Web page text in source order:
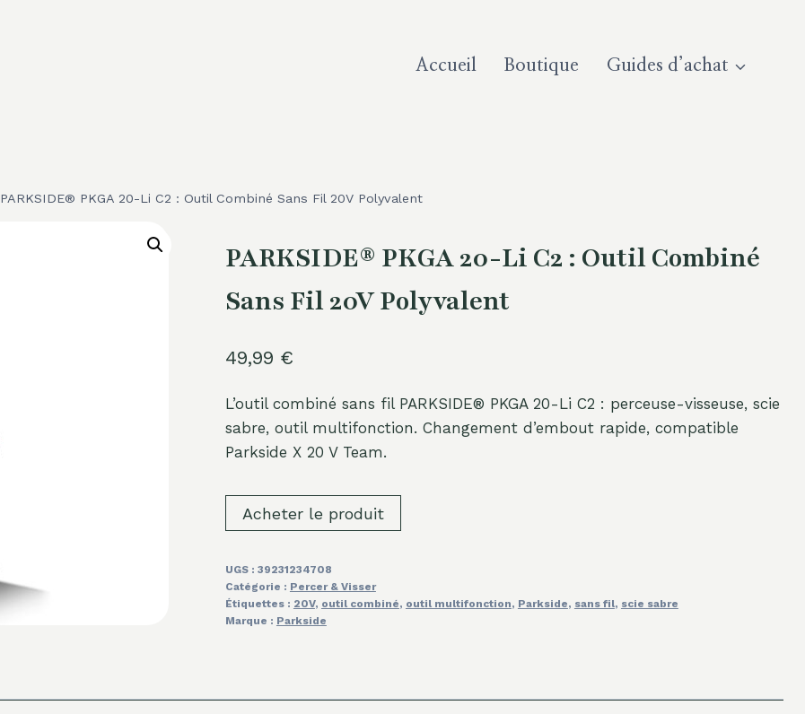
Accueil Boutique Guides d’achat
PARKSIDE® PKGA 20-Li C2 : Outil Combiné Sans Fil 20V Polyvalent
PARKSIDE® PKGA 20-Li C2 : Outil Combiné
Sans Fil 20V Polyvalent
49,99 €
L’outil combiné sans fil PARKSIDE® PKGA 20-Li C2 : perceuse-visseuse, scie
sabre, outil multifonction. Changement d’embout rapide, compatible
Parkside X 20 V Team.
Acheter le produit
UGS : 39231234708
Catégorie : Percer & Visser
Étiquettes : 20V, outil combiné, outil multifonction, Parkside, sans fil, scie sabre
Marque : Parkside